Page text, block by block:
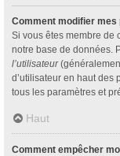
Comment modifier mes
Si vous êtes membre de
notre base de données.
l’utilisateur
d’utilisateur en haut des
tous les paramètres et
Haut
Comment empêcher